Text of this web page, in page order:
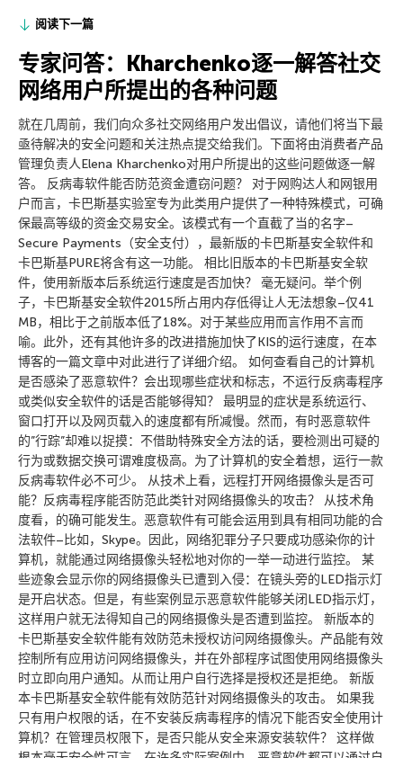
阅读下一篇
专家问答：Kharchenko逐一解答社交
网络用户所提出的各种问题
就在几周前，我们向众多社交网络用户发出倡议，请他们将当下最
亟待解决的安全问题和关注热点提交给我们。下面将由消费者产品
管理负责人Elena Kharchenko对用户所提出的这些问题做逐一解
答。 反病毒软件能否防范资金遭窃问题？ 对于网购达人和网银用
户而言，卡巴斯基实验室专为此类用户提供了一种特殊模式，可确
保最高等级的资金交易安全。该模式有一个直截了当的名字–
Secure Payments（安全支付），最新版的卡巴斯基安全软件和
卡巴斯基PURE将含有这一功能。 相比旧版本的卡巴斯基安全软
件，使用新版本后系统运行速度是否加快？ 毫无疑问。举个例
子，卡巴斯基安全软件2015所占用内存低得让人无法想象–仅41
MB，相比于之前版本低了18%。对于某些应用而言作用不言而
喻。此外，还有其他许多的改进措施加快了KIS的运行速度，在本
博客的一篇文章中对此进行了详细介绍。 如何查看自己的计算机
是否感染了恶意软件？会出现哪些症状和标志，不运行反病毒程序
或类似安全软件的话是否能够得知？ 最明显的症状是系统运行、
窗口打开以及网页载入的速度都有所减慢。然而，有时恶意软件
的”行踪”却难以捉摸：不借助特殊安全方法的话，要检测出可疑的
行为或数据交换可谓难度极高。为了计算机的安全着想，运行一款
反病毒软件必不可少。 从技术上看，远程打开网络摄像头是否可
能？反病毒程序能否防范此类针对网络摄像头的攻击？ 从技术角
度看，的确可能发生。恶意软件有可能会运用到具有相同功能的合
法软件–比如，Skype。因此，网络犯罪分子只要成功感染你的计
算机，就能通过网络摄像头轻松地对你的一举一动进行监控。 某
些迹象会显示你的网络摄像头已遭到入侵：在镜头旁的LED指示灯
是开启状态。但是，有些案例显示恶意软件能够关闭LED指示灯，
这样用户就无法得知自己的网络摄像头是否遭到监控。 新版本的
卡巴斯基安全软件能有效防范未授权访问网络摄像头。产品能有效
控制所有应用访问网络摄像头，并在外部程序试图使用网络摄像头
时立即向用户通知。从而让用户自行选择是授权还是拒绝。 新版
本卡巴斯基安全软件能有效防范针对网络摄像头的攻击。 如果我
只有用户权限的话，在不安装反病毒程序的情况下能否安全使用计
算机？在管理员权限下，是否只能从安全来源安装软件？ 这样做